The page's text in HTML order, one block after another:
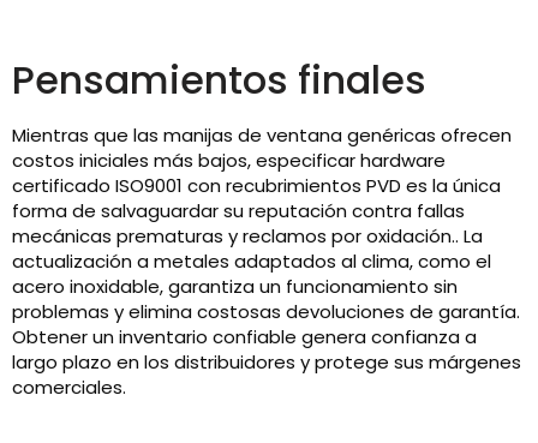
Pensamientos finales
Mientras que las manijas de ventana genéricas ofrecen
costos iniciales más bajos, especificar hardware
certificado ISO9001 con recubrimientos PVD es la única
forma de salvaguardar su reputación contra fallas
mecánicas prematuras y reclamos por oxidación.. La
actualización a metales adaptados al clima, como el
acero inoxidable, garantiza un funcionamiento sin
problemas y elimina costosas devoluciones de garantía.
Obtener un inventario confiable genera confianza a
largo plazo en los distribuidores y protege sus márgenes
comerciales.